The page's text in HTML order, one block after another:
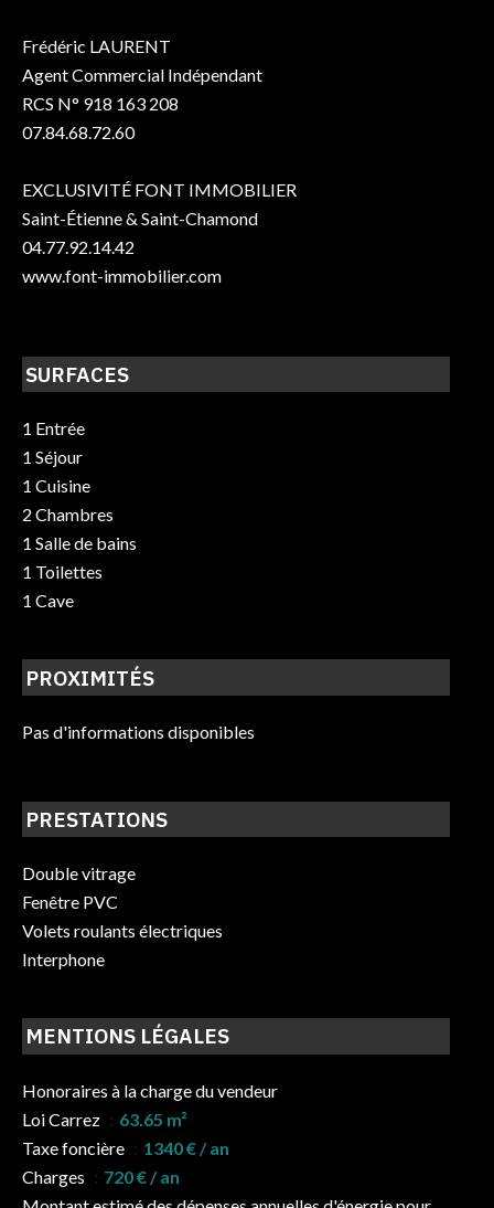
Frédéric LAURENT
Agent Commercial Indépendant
RCS N° 918 163 208
07.84.68.72.60
EXCLUSIVITÉ FONT IMMOBILIER
Saint-Étienne & Saint-Chamond
04.77.92.14.42
www.font-immobilier.com
SURFACES
1 Entrée
1 Séjour
1 Cuisine
2 Chambres
1 Salle de bains
1 Toilettes
1 Cave
PROXIMITÉS
Pas d'informations disponibles
PRESTATIONS
Double vitrage
Fenêtre PVC
Volets roulants électriques
Interphone
MENTIONS LÉGALES
Honoraires à la charge du vendeur
Loi Carrez
63.65 m²
Taxe foncière
1340 € / an
Charges
720 € / an